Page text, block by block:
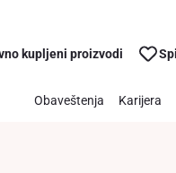
kupljeni proizvodi
Obaveštenja Karijera